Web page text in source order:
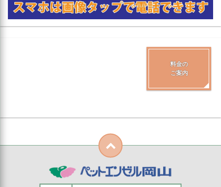
料金の
ご案内